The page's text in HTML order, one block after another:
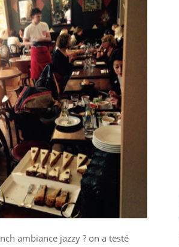
ambiance jazzy ? on a testé